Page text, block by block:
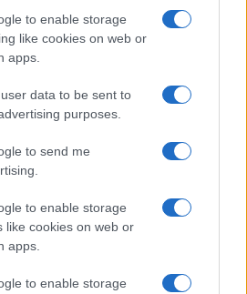
to enable storage
like cookies on web or
apps.
data to be sent to
purposes.
to send me
to enable storage
like cookies on web or
apps.
to enable storage